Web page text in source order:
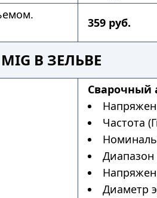
359 руб.
В ЗЕЛЬВЕ
Сварочный
Частота
Диапазон
Диаметр